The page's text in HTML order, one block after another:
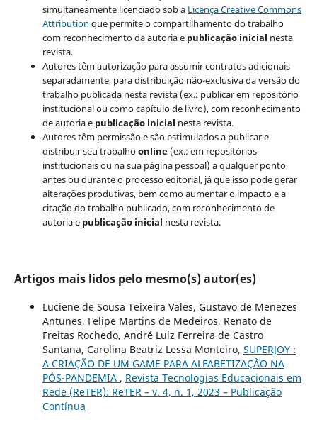
simultaneamente licenciado sob a Licença Creative Commons
Attribution que permite o compartilhamento do trabalho
com reconhecimento da autoria e publicação inicial nesta
revista.
Autores têm autorização para assumir contratos adicionais
separadamente, para distribuição não-exclusiva da versão do
trabalho publicada nesta revista (ex.: publicar em repositório
institucional ou como capítulo de livro), com reconhecimento
de autoria e publicação inicial nesta revista.
Autores têm permissão e são estimulados a publicar e
distribuir seu trabalhoonline(ex.: em repositórios
institucionais ou na sua página pessoal) a qualquer ponto
antes ou durante o processo editorial, já que isso pode gerar
alterações produtivas, bem como aumentar o impacto e a
citação do trabalho publicado, com reconhecimento de
autoria e publicação inicial nesta revista.
Artigos mais lidos pelo mesmo(s) autor(es)
Luciene de Sousa Teixeira Vales, Gustavo de Menezes
Antunes, Felipe Martins de Medeiros, Renato de
Freitas Rochedo, André Luiz Ferreira de Castro
Santana, Carolina Beatriz Lessa Monteiro, SUPERJOY :
A CRIAÇÃO DE UM GAME PARA ALFABETIZAÇÃO NA
PÓS-PANDEMIA , Revista Tecnologias Educacionais em
Rede (ReTER): ReTER – v. 4, n. 1, 2023 – Publicação
Contínua